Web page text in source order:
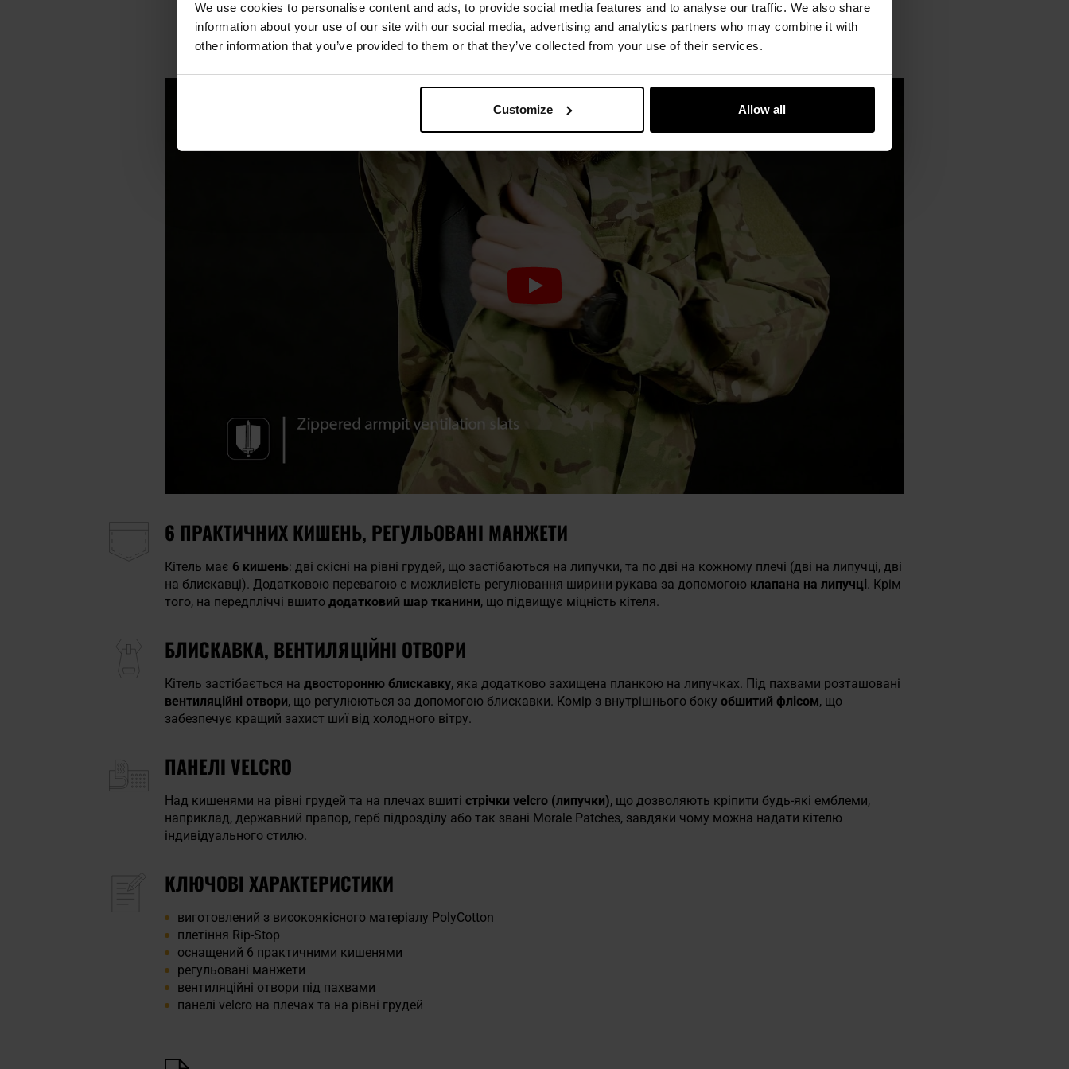
We use cookies to personalise content and ads, to provide social media features and to analyse our traffic. We also share
information about your use of our site with our social media, advertising and analytics partners who may combine it with
other information that you’ve provided to them or that they’ve collected from your use of their services.
Customize Allow all
Stop
6 ПРАКТИЧНИХ КИШЕНЬ, РЕГУЛЬОВАНІ МАНЖЕТИ
Кітель має 6 кишень: дві скісні на рівні грудей, що застібаються на липучки, та по дві на кожному плечі (дві на липучці, дві
на блискавці). Додатковою перевагою є можливість регулювання ширини рукава за допомогою клапана на липучці. Крім
того, на передпліччі вшито додатковий шар тканини, що підвищує міцність кітеля.
БЛИСКАВКА, ВЕНТИЛЯЦІЙНІ ОТВОРИ
Кітель застібається на двосторонню блискавку, яка додатково захищена планкою на липучках. Під пахвами розташовані
вентиляційні отвори, що регулюються за допомогою блискавки. Комір з внутрішнього боку обшитий флісом, що
забезпечує кращий захист шиї від холодного вітру.
ПАНЕЛІ VELCRO
Над кишенями на рівні грудей та на плечах вшиті стрічки velcro (липучки), що дозволяють кріпити будь-які емблеми,
наприклад, державний прапор, герб підрозділу або так звані Morale Patches, завдяки чому можна надати кітелю
індивідуального стилю.
КЛЮЧОВІ ХАРАКТЕРИСТИКИ
виготовлений з високоякісного матеріалу PolyCotton
плетіння Rip-Stop
оснащений 6 практичними кишенями
регульовані манжети
вентиляційні отвори під пахвами
панелі velcro на плечах та на рівні грудей